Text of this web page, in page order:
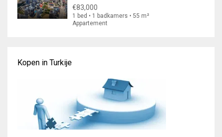
€83,000
1 bed • 1 badkamers • 55 m²
Appartement
Kopen in Turkije